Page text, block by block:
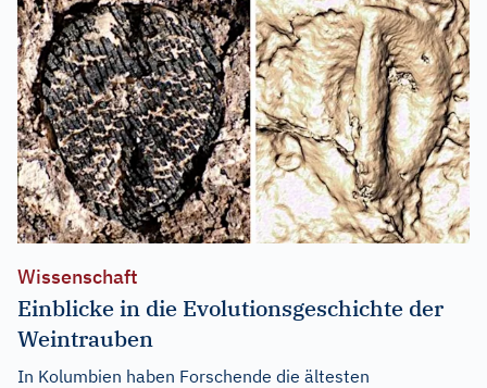
Wissenschaft
Einblicke in die Evolutionsgeschichte der
Weintrauben
In Kolumbien haben Forschende die ältesten